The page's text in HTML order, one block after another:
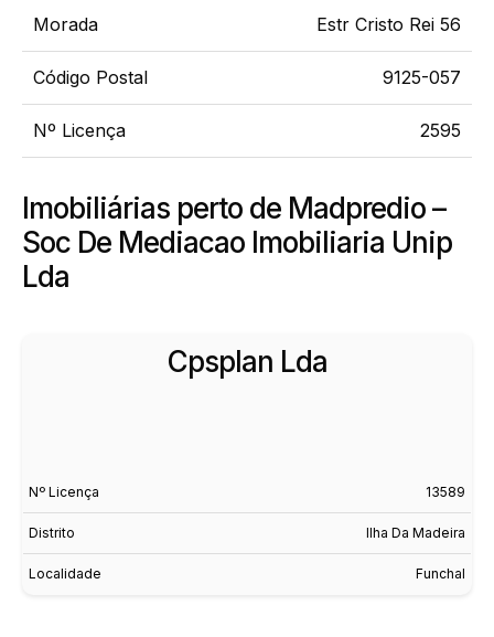
Morada Estr Cristo Rei 56
Código Postal 9125-057
Nº Licença 2595
Imobiliárias perto de Madpredio –
Soc De Mediacao Imobiliaria Unip
Lda
Cpsplan Lda
Nº Licença 13589
Distrito Ilha Da Madeira
Localidade Funchal